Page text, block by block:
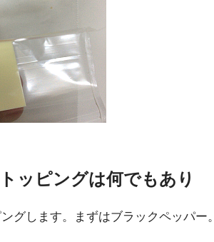
ッピングは何でもあり
グします。まずはブラックペッパー。